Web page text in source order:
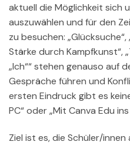
aktuell die Möglichkeit sich
auszuwählen und für den
zu besuchen:
Stärke durch Kampfkunst“,
„Ich““ stehen genauso auf
Gespräche führen und
ersten Eindruck gibt es
PC“ oder „Mit Canva Edu
Ziel ist es, die Schüler/